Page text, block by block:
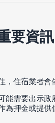
要資訊
，住宿業者會
能需要出示政
為押金或提供